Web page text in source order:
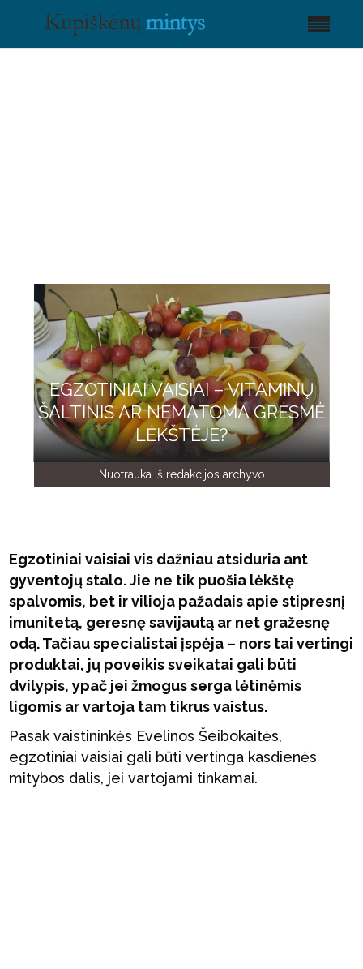
EGZOTINIAI VAISIAI – VITAMINŲ
ŠALTINIS AR NEMATOMA GRĖSMĖ
LĖKŠTĖJE?
Nuotrauka iš redakcijos archyvo
Egzotiniai vaisiai vis dažniau atsiduria ant
gyventojų stalo. Jie ne tik puošia lėkštę
spalvomis, bet ir vilioja pažadais apie stipresnį
imunitetą, geresnę savijautą ar net gražesnę
odą. Tačiau specialistai įspėja – nors tai vertingi
produktai, jų poveikis sveikatai gali būti
dvilypis, ypač jei žmogus serga lėtinėmis
ligomis ar vartoja tam tikrus vaistus.
Pasak vaistininkės Evelinos Šeibokaitės,
egzotiniai vaisiai gali būti vertinga kasdienės
mitybos dalis, jei vartojami tinkamai.